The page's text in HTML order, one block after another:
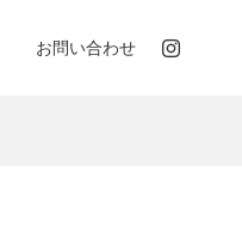
お問い合わせ